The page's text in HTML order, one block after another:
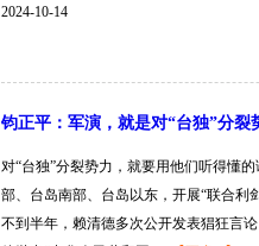
2024-10-14
钧正平：军演，就是对“台独”分裂
对“台独”分裂势力，就要用他们听得懂
部、台岛南部、台岛以东，开展“联合利
不到半年，赖清德多次公开发表猖狂言